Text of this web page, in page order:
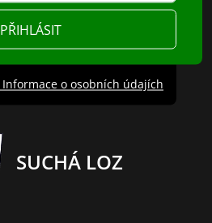
PŘIHLÁSIT
Informace o osobních údajích
SUCHÁ LOZ